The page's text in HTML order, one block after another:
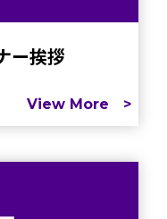
ー挨拶
View More >